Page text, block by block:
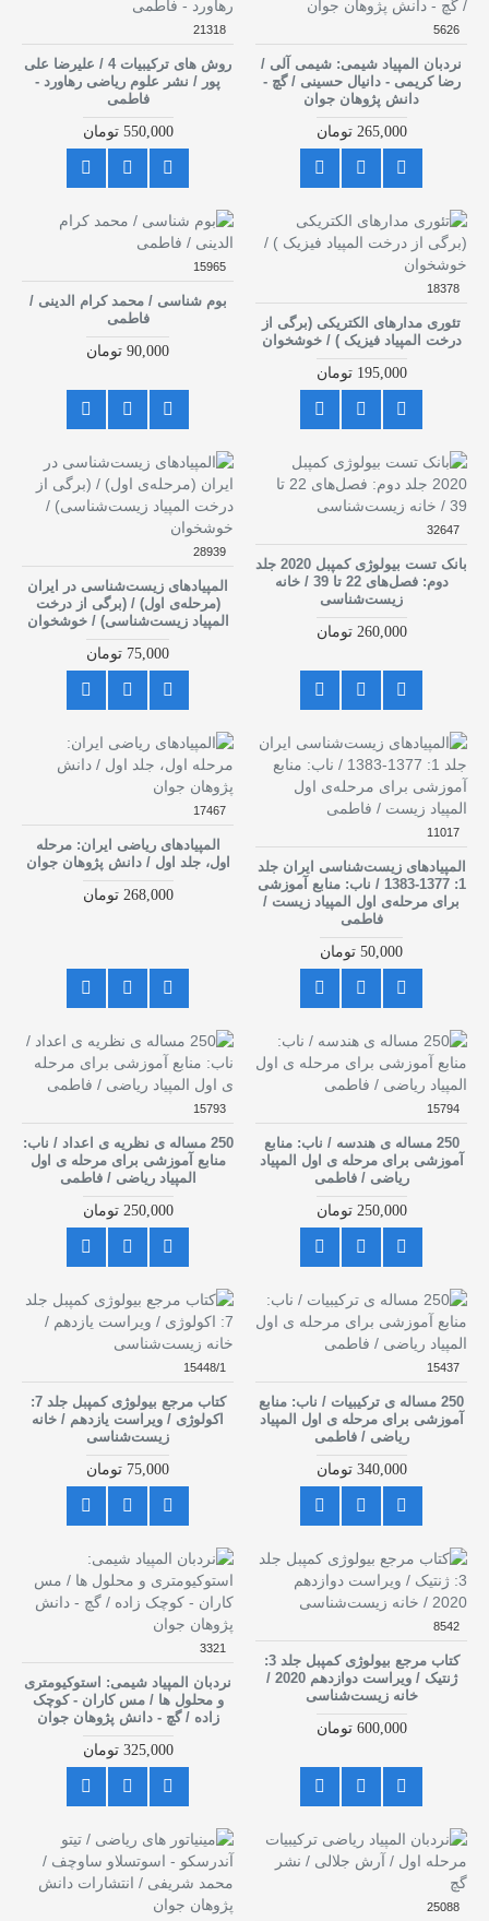
5626
نردبان المپیاد شیمی: شیمی آلی /
رضا کریمی - دانیال حسینی / گچ -
دانش پژوهان جوان
265,000 تومان
21318
روش های ترکیبیات 4 / علیرضا علی
پور / نشر علوم ریاضی رهاورد -
فاطمی
550,000 تومان
18378
تئوری مدارهای الکتریکی (برگی از
درخت المپیاد فیزیک ) / خوشخوان
195,000 تومان
15965
بوم شناسی / محمد کرام الدینی /
فاطمی
90,000 تومان
32647
بانک تست بیولوژی کمپبل 2020 جلد
دوم: فصل‌های 22 تا 39 / خانه
زیست‌شناسی
260,000 تومان
28939
المپیادهای زیست‌شناسی در ایران
(مرحله‌ی اول) / (برگی از درخت
المپیاد زیست‌شناسی) / خوشخوان
75,000 تومان
11017
المپیادهای زیست‌شناسی ایران جلد
1: 1377-1383 / ناب: منابع آموزشی
برای مرحله‌ی اول المپیاد زیست /
فاطمی
50,000 تومان
17467
المپیادهای ریاضی ایران: مرحله
اول، جلد اول / دانش پژوهان جوان
268,000 تومان
15794
250 مساله ی هندسه / ناب: منابع
آموزشی برای مرحله ی اول المپیاد
ریاضی / فاطمی
250,000 تومان
15793
250 مساله ی نظریه ی اعداد / ناب:
منابع آموزشی برای مرحله ی اول
المپیاد ریاضی / فاطمی
250,000 تومان
15437
250 مساله ی ترکیبیات / ناب: منابع
آموزشی برای مرحله ی اول المپیاد
ریاضی / فاطمی
340,000 تومان
15448/1
کتاب مرجع بیولوژی کمپبل جلد 7:
اکولوژی / ویراست یازدهم / خانه
زیست‌شناسی
75,000 تومان
8542
کتاب مرجع بیولوژی کمپبل جلد 3:
ژنتیک / ویراست دوازدهم 2020 /
خانه زیست‌شناسی
600,000 تومان
3321
نردبان المپیاد شیمی: استوکیومتری
و محلول ها / مس کاران - کوچک
زاده / گچ - دانش پژوهان جوان
325,000 تومان
25088